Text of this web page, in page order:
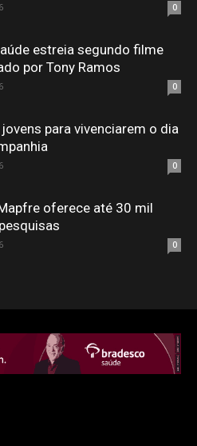
0
estreia segundo filme
por Tony Ramos
0
para vivenciarem o dia
0
oferece até 30 mil
0